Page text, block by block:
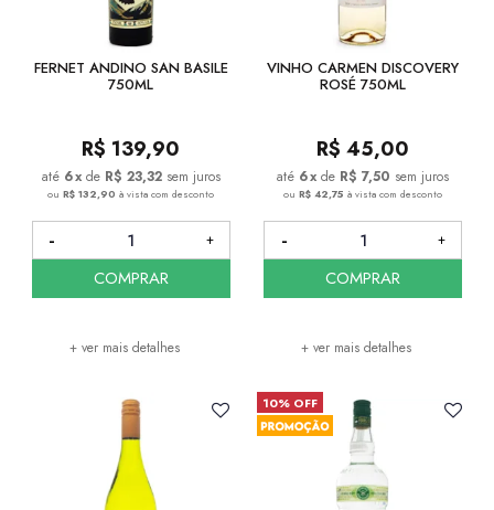
FERNET ANDINO SAN BASILE
750ML
R$ 139,90
6x de R$ 23,32 sem juros
ouR$ 132,90à vista com desconto
+ ver mais detalhes
COMPRAR
VINHO CARMEN DISCOVERY
ROSÉ 750ML
R$ 45,00
6x de R$ 7,50 sem juros
ouR$ 42,75à vista com desconto
+ ver mais detalhes
COMPRAR
10% OFF